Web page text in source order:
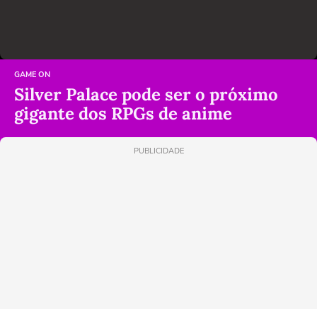
GAME ON
Silver Palace pode ser o próximo
gigante dos RPGs de anime
PUBLICIDADE